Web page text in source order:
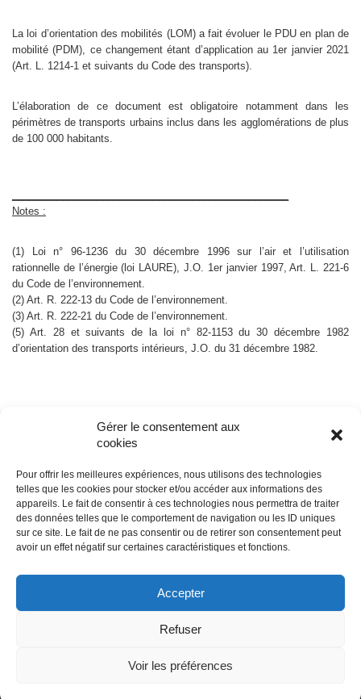
Gérer le consentement aux
cookies
Pour offrir les meilleures expériences, nous utilisons des technologies
telles que les cookies pour stocker et/ou accéder aux informations des
appareils. Le fait de consentir à ces technologies nous permettra de traiter
des données telles que le comportement de navigation ou les ID uniques
sur ce site. Le fait de ne pas consentir ou de retirer son consentement peut
avoir un effet négatif sur certaines caractéristiques et fonctions.
Accepter
Refuser
Voir les préférences
La loi d’orientation des mobilités (LOM) a fait évoluer le PDU en plan de
mobilité (PDM), ce changement étant d’application au 1er janvier 2021
(Art. L. 1214-1 et suivants du Code des transports).
L’élaboration de ce document est obligatoire notamment dans les
périmètres de transports urbains inclus dans les agglomérations de plus
de 100 000 habitants.
Notes :
(1) Loi n° 96-1236 du 30 décembre 1996 sur l’air et l’utilisation
rationnelle de l’énergie (loi LAURE), J.O. 1er janvier 1997, Art. L. 221-6
du Code de l’environnement.
(2) Art. R. 222-13 du Code de l’environnement.
(3) Art. R. 222-21 du Code de l’environnement.
(5) Art. 28 et suivants de la loi n° 82-1153 du 30 décembre 1982
d’orientation des transports intérieurs, J.O. du 31 décembre 1982.
© édile
Mentions légales
© édile, site propulsé par Tambour de Ville avec Powered by